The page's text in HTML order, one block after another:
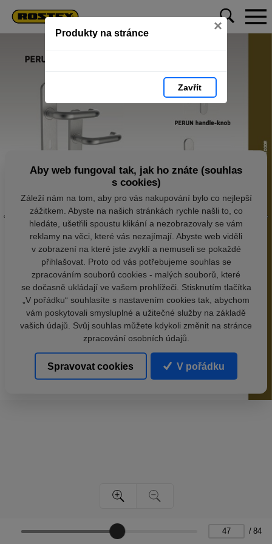
Produkty na stránce ×
Zavřít
/ 84
Aby web fungoval tak, jak ho znáte (souhlas
s cookies)
Záleží nám na tom, aby pro vás nakupování bylo co nejlepší
zážitkem. Abyste na našich stránkách rychle našli to, co
hledáte, ušetřili spoustu klikání a nezobrazovaly se vám
reklamy na věci, které vás nezajímají. Abyste web viděli
v zobrazení na které jste zvyklí a nemuseli se pokaždé
přihlašovat. Proto od vás potřebujeme souhlas se
zpracováním souborů cookies - malých souborů, které
se dočasně ukládají ve vašem prohlížeči. Stisknutím tlačítka
„V pořádku“ souhlasíte s nastavením cookies tak, abychom
vám poskytovali smysluplné a užitečné služby na základě
vašich údajů. Svůj souhlas můžete kdykoli změnit na stránce
zpracování osobních údajů.
Spravovat cookies V pořádku